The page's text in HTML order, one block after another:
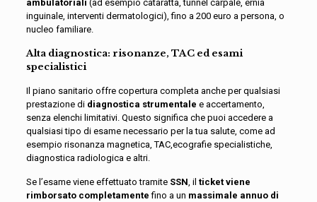
ambulatoriali (ad esempio cataratta, tunnel carpale, ernia
inguinale, interventi dermatologici), fino a 200 euro a persona, o
nucleo familiare.
Alta diagnostica: risonanze, TAC ed esami
specialistici
Il piano sanitario offre copertura completa anche per qualsiasi
prestazione di diagnostica strumentale e accertamento,
senza elenchi limitativi. Questo significa che puoi accedere a
qualsiasi tipo di esame necessario per la tua salute, come ad
esempio risonanza magnetica, TAC,ecografie specialistiche,
diagnostica radiologica e altri.
Se l’esame viene effettuato tramite SSN, il ticket viene
rimborsato completamente fino a un massimale annuo di